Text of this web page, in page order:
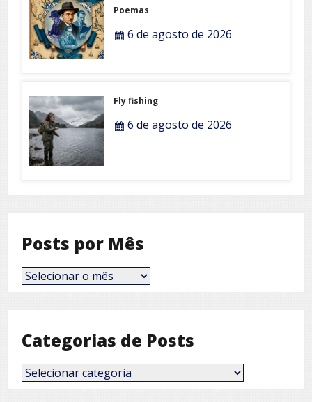
Poemas
6 de agosto de 2026
Fly fishing
6 de agosto de 2026
Posts por Mês
Posts
por
Categorias de Posts
Categorias
de